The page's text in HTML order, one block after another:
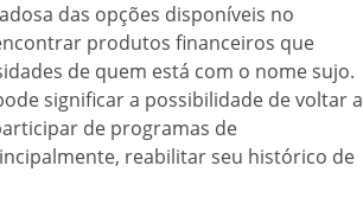
das opções disponíveis no
produtos financeiros que
de quem está com o nome sujo.
significar a possibilidade de voltar a
de programas de
reabilitar seu histórico de